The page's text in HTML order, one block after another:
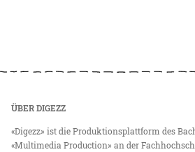
ÜBER DIGEZZ
«Digezz» ist die Produktionsplattform des
«Multimedia Production» an der